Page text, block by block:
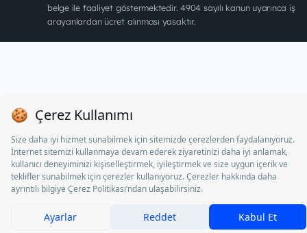
belge ile faaliyet göstermektedir. 4904 sayılı kanun uyarınca iş
arayanlardan ücret alınması yasaktır.